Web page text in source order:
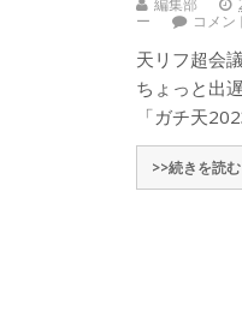
ー
コメン
天リフ超会
ちょっと出
「ガチ天
>>続きを読む